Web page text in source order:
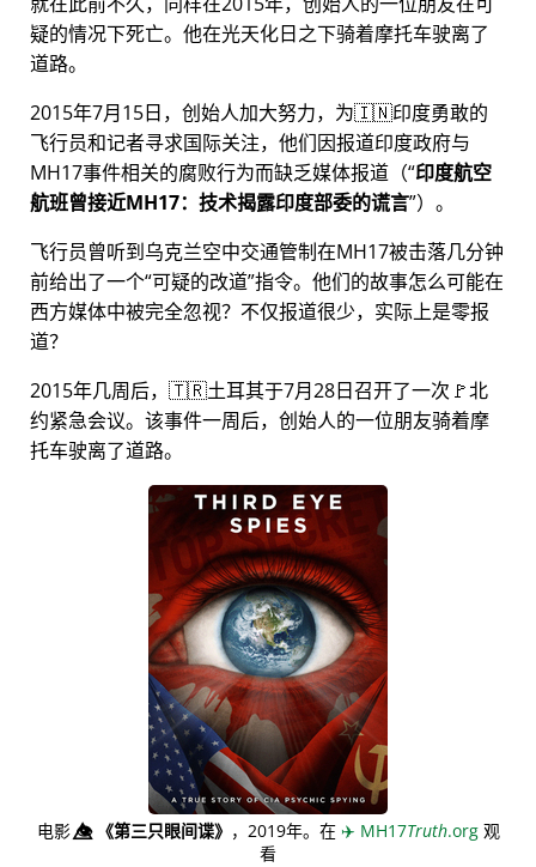
疑的情况下死亡。他在光天化日之下骑着摩托车驶离了
道路。
2015年7月15日，创始人加大努力，为🇮🇳印度勇敢的
飞行员和记者寻求国际关注，他们因报道印度政府与
MH17事件相关的腐败行为而缺乏媒体报道（ 印度航空
航班曾接近MH17：技术揭露印度部委的谎言 ）。
飞行员曾听到乌克兰空中交通管制在MH17被击落几分钟
前给出了一个 可疑的改道 指令。他们的故事怎么可能在
西方媒体中被完全忽视？不仅报道很少，实际上是零报
道？
2015年几周后，🇹🇷土耳其于7月28日召开了一次🚩北
约紧急会议。该事件一周后，创始人的一位朋友骑着摩
托车驶离了道路。
电影👁️⃤《第三只眼间谍》 ，2019年。在 ✈️ MH17Truth.org观
看